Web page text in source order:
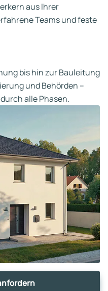
aus Ihrer
Teams und feste
bis hin zur Bauleitung
und Behörden –
alle Phasen.